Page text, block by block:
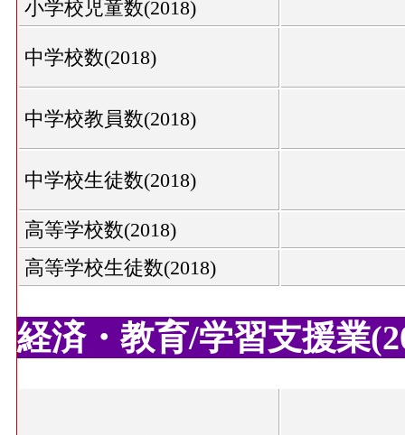
小学校児童数(2018)
中学校数(2018)
中学校教員数(2018)
中学校生徒数(2018)
高等学校数(2018)
高等学校生徒数(2018)
経済・教育/学習支援業